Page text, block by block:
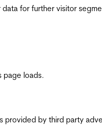
for further visitor
page loads.
provided by third party